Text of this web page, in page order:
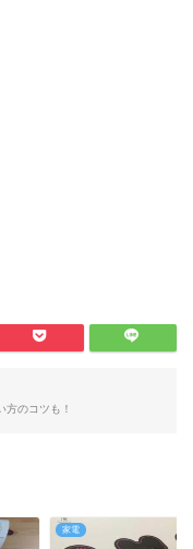
方のコツも！
家電